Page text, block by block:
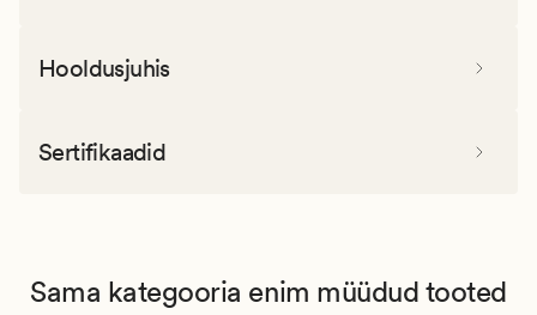
Hooldusjuhis
Sertifikaadid
Sama kategooria enim müüdud tooted